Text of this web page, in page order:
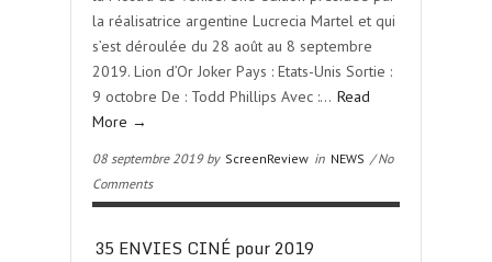
la réalisatrice argentine Lucrecia Martel et qui
s’est déroulée du 28 août au 8 septembre
2019. Lion d’Or Joker Pays : Etats-Unis Sortie :
9 octobre De : Todd Phillips Avec :… Read
More →
08 septembre 2019 by ScreenReview in NEWS / No
Comments
35 ENVIES CINÉ pour 2019